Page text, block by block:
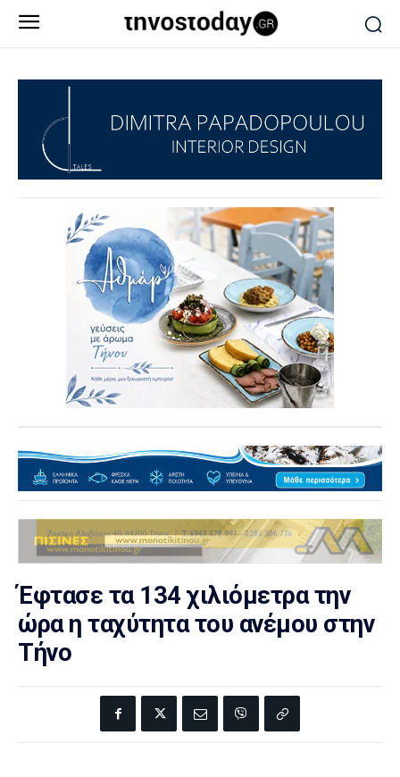
Έφτασε τα 134 χιλιόμετρα την
ώρα η ταχύτητα του ανέμου στην
Τήνο